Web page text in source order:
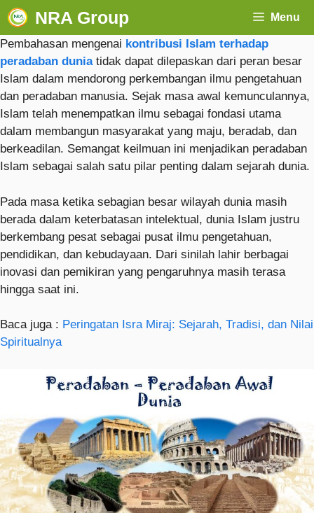
NRA Group Menu
Pembahasan mengenai kontribusi Islam terhadap
peradaban duniatidak dapat dilepaskan dari peran besar
Islam dalam mendorong perkembangan ilmu pengetahuan
dan peradaban manusia. Sejak masa awal kemunculannya,
Islam telah menempatkan ilmu sebagai fondasi utama
dalam membangun masyarakat yang maju, beradab, dan
berkeadilan. Semangat keilmuan ini menjadikan peradaban
Islam sebagai salah satu pilar penting dalam sejarah dunia.
Pada masa ketika sebagian besar wilayah dunia masih
berada dalam keterbatasan intelektual, dunia Islam justru
berkembang pesat sebagai pusat ilmu pengetahuan,
pendidikan, dan kebudayaan. Dari sinilah lahir berbagai
inovasi dan pemikiran yang pengaruhnya masih terasa
hingga saat ini.
Baca juga : Peringatan Isra Miraj: Sejarah, Tradisi, dan Nilai
Spiritualnya